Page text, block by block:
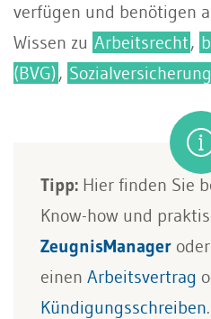
verfügen und benötigen
Wissen zu Arbeitsrecht,
(BVG),
Tipp: Hier finden Sie
Know-how und
ZeugnisManager
einen Arbeitsvertrag
Kündigungsschreiben.